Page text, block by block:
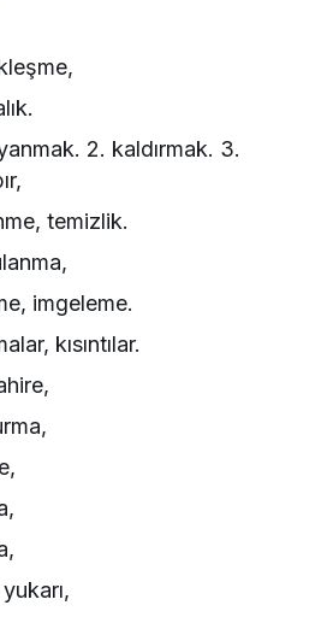
2. kaldırmak. 3.
temizlik.
imgeleme.
kısıntılar.